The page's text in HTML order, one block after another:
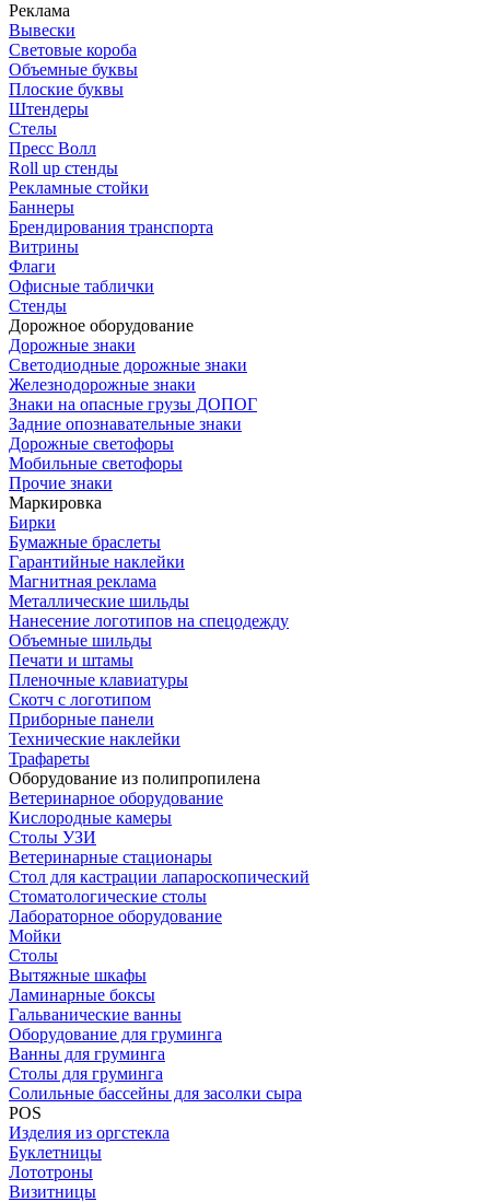
Реклама
Вывески
Световые короба
Объемные буквы
Плоские буквы
Штендеры
Стелы
Пресс Волл
Roll up стенды
Рекламные стойки
Баннеры
Брендирования транспорта
Витрины
Флаги
Офисные таблички
Стенды
Дорожное оборудование
Дорожные знаки
Светодиодные дорожные знаки
Железнодорожные знаки
Знаки на опасные грузы ДОПОГ
Задние опознавательные знаки
Дорожные светофоры
Мобильные светофоры
Прочие знаки
Маркировка
Бирки
Бумажные браслеты
Гарантийные наклейки
Магнитная реклама
Металлические шильды
Нанесение логотипов на спецодежду
Объемные шильды
Печати и штамы
Пленочные клавиатуры
Скотч с логотипом
Приборные панели
Технические наклейки
Трафареты
Оборудование из полипропилена
Ветеринарное оборудование
Кислородные камеры
Столы УЗИ
Ветеринарные стационары
Стол для кастрации лапароскопический
Стоматологические столы
Лабораторное оборудование
Мойки
Столы
Вытяжные шкафы
Ламинарные боксы
Гальванические ванны
Оборудование для груминга
Ванны для груминга
Столы для груминга
Солильные бассейны для засолки сыра
POS
Изделия из оргстекла
Буклетницы
Лототроны
Визитницы